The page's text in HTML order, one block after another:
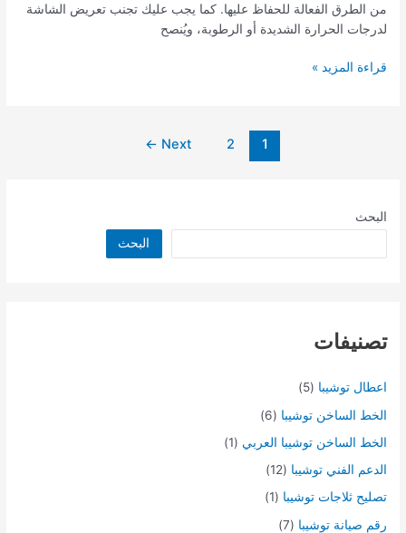
من الطرق الفعالة للحفاظ عليها. كما يجب عليك تجنب تعريض الشاشة
لدرجات الحرارة الشديدة أو الرطوبة، ويُنصح
قراءة المزيد »
1
2
Next
←
البحث
البحث
تصنيفات
اعطال توشيبا (5)
الخط الساخن توشيبا (6)
الخط الساخن توشيبا العربي (1)
الدعم الفني توشيبا (12)
تصليح ثلاجات توشيبا (1)
رقم صيانة توشيبا (7)